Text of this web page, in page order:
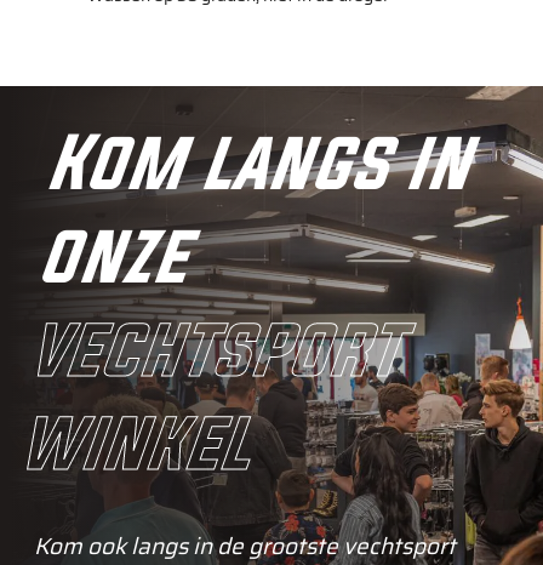
Kom langs in
onze
vechtsport
winkel
Kom ook langs in de grootste vechtsport